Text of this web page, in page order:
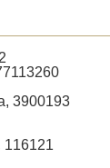
3900193
116121